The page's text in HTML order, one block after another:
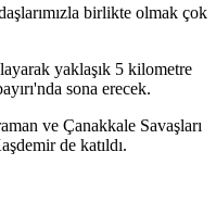
birlikte olmak çok
yaklaşık 5 kilometre
sona erecek.
ve Çanakkale Savaşları
de katıldı.